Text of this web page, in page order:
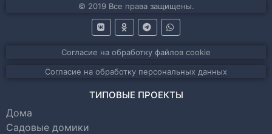
© 2019 Все права защищены.
Согласие на обработку файлов cookie
Согласие на обработку персональных данных
ТИПОВЫЕ ПРОЕКТЫ
Дома
Садовые домики